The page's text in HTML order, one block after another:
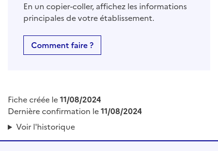
En un copier-coller, affichez les informations
principales de votre établissement.
Comment faire ?
Fiche créée le11/08/2024
Dernière confirmation le11/08/2024
Voir l'historique